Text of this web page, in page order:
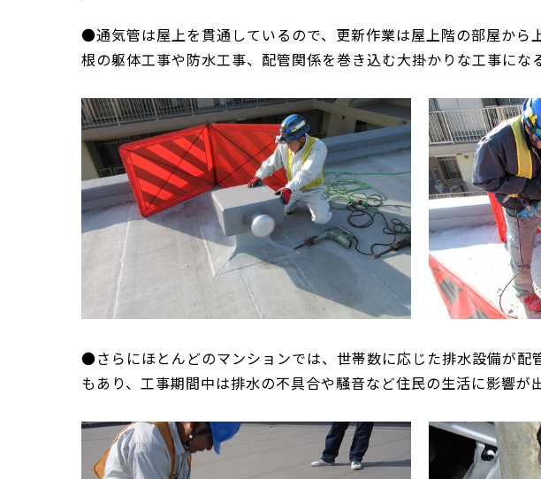
●通気管は屋上を貫通しているので、更新作業は屋上階の部屋か
根の躯体工事や防水工事、配管関係を巻き込む大掛かりな工事にな
●さらにほとんどのマンションでは、世帯数に応じた排水設備が
もあり、工事期間中は排水の不具合や騒音など住民の生活に影響が